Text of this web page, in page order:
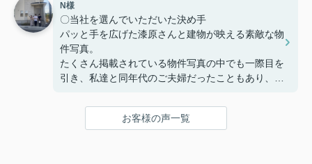
でき、納得してから家を購入できるように客の気持
ちに寄り添う姿勢から信頼できると思い、ここで購
入を決めました。
〇感じたこと、良かった点、もっとこうして欲しか
ったことなど
などを気楽に聞くことや報告ができました。
疑問点に対する返信が遅いことがなく、緊急性のあ
N様
〇当社を選んでいただいた決め手
パッと手を広げた漆原さんと建物が映える素敵な物
件写真。
たくさん掲載されている物件写真の中でも一際目を
引き、私達と同年代のご夫婦だったこともあり、こ
で見学予約したのが始まりでした。真夏の暑い中で
も毎回「自由にゆっくり見てください！」と長い時
お客様の声一覧